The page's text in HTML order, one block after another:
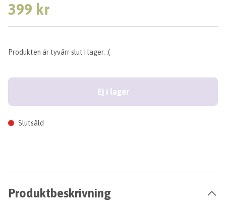
399 kr
Produkten är tyvärr slut i lager. :(
Ej i lager
Slutsåld
Produktbeskrivning